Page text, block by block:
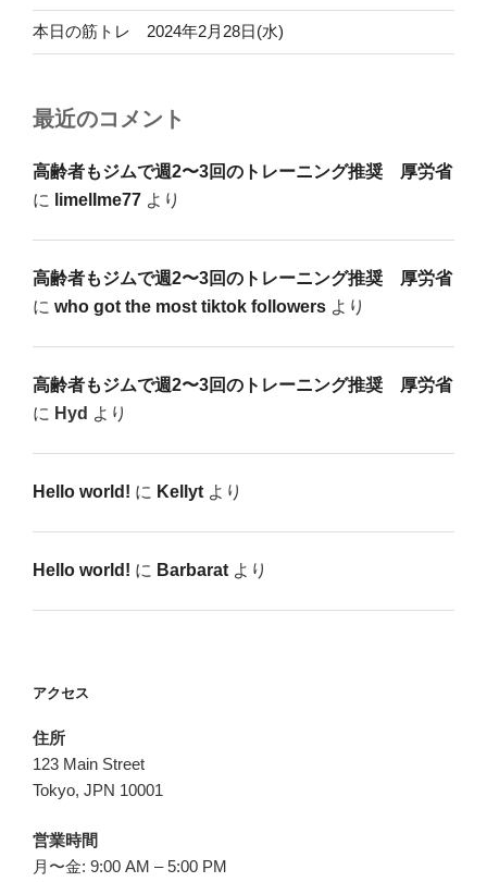
本日の筋トレ 2024年2月28日(水)
最近のコメント
高齢者もジムで週2〜3回のトレーニング推奨 厚労省
に
limelIme77 より
高齢者もジムで週2〜3回のトレーニング推奨 厚労省
に who got the most tiktok followers より
高齢者もジムで週2〜3回のトレーニング推奨 厚労省
に Hyd より
Hello world! に Kellyt より
Hello world! に Barbarat より
アクセス
住所
123 Main Street
Tokyo, JPN 10001
営業時間
月〜金: 9:00 AM – 5:00 PM